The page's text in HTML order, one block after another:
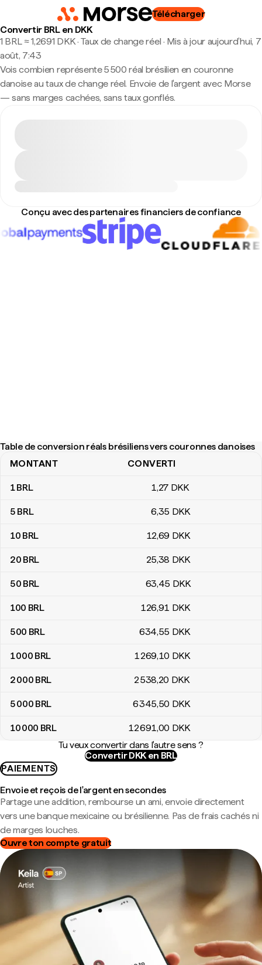
Télécharger
Convertir BRL en DKK
1 BRL ≈ 1,2691 DKK · Taux de change réel · Mis à jour aujourd’hui, 7
août, 7:43
Vois combien représente 5 500 réal brésilien en couronne
danoise au taux de change réel. Envoie de l'argent avec Morse
— sans marges cachées, sans taux gonflés.
Conçu avec des partenaires financiers de confiance
Table de conversion réals brésiliens vers couronnes danoises
Table de conversion réals brésiliens vers couronnes danoises
MONTANT CONVERTI
1BRL 1,27 DKK
5 BRL 6,35 DKK
10 BRL 12,69 DKK
20 BRL 25,38 DKK
50 BRL 63,45 DKK
100 BRL 126,91 DKK
500 BRL 634,55 DKK
1 000 BRL 1 269,10 DKK
2 000 BRL 2 538,20 DKK
5 000 BRL 6 345,50 DKK
10 000 BRL 12 691,00 DKK
Tu veux convertir dans l'autre sens ?
Convertir DKK en BRL
PAIEMENTS
Envoie et reçois de l'argent en secondes
Partage une addition, rembourse un ami, envoie directement
vers une banque mexicaine ou brésilienne. Pas de frais cachés ni
de marges louches.
Ouvre ton compte gratuit